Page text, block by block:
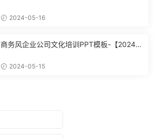
2024-05-16
商务风企业公司文化培训PPT模板-【20240
2024-05-15